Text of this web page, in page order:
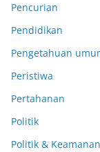
Pencurian
Pendidikan
Pengetahuan
Peristiwa
Pertahanan
Politik
Politik & Keamanan